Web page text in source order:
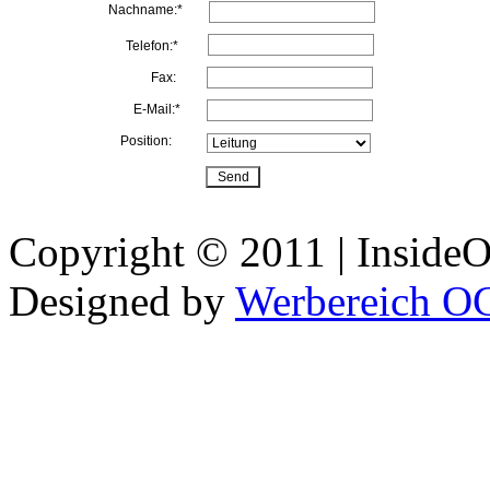
Telefon:*
E-Mail:*
Fax:
Position:
Nachname:*
Copyright © 2011 |
Designed by Werbereich